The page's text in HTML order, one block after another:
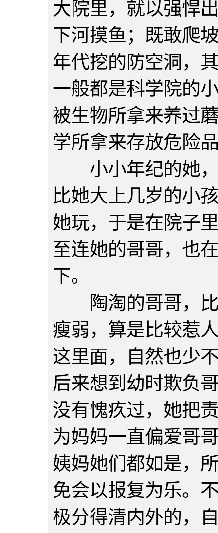
大院里，就以强悍
下河摸鱼；既敢爬
年代挖的防空洞，
一般都是科学院的
被生物所拿来养过
学所拿来存放危险
小小年纪的她，
比她大上几岁的小
她玩，于是在院子
至连她的哥哥，也
下。
陶淘的哥哥，比
瘦弱，算是比较惹
这里面，自然也少
后来想到幼时欺负
没有愧疚过，她把
为妈妈一直偏爱哥
姨妈她们都如是，
免会以报复为乐。
极分得清内外的，